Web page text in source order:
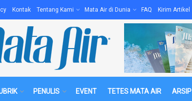
Kontak Tentang Kami Mata Air di Dunia FAQ Kirim Artikel
PENULIS EVENT TETES MATA AIR ARSIP